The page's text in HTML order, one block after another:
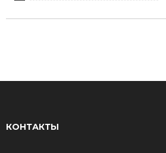
КОНТАКТЫ